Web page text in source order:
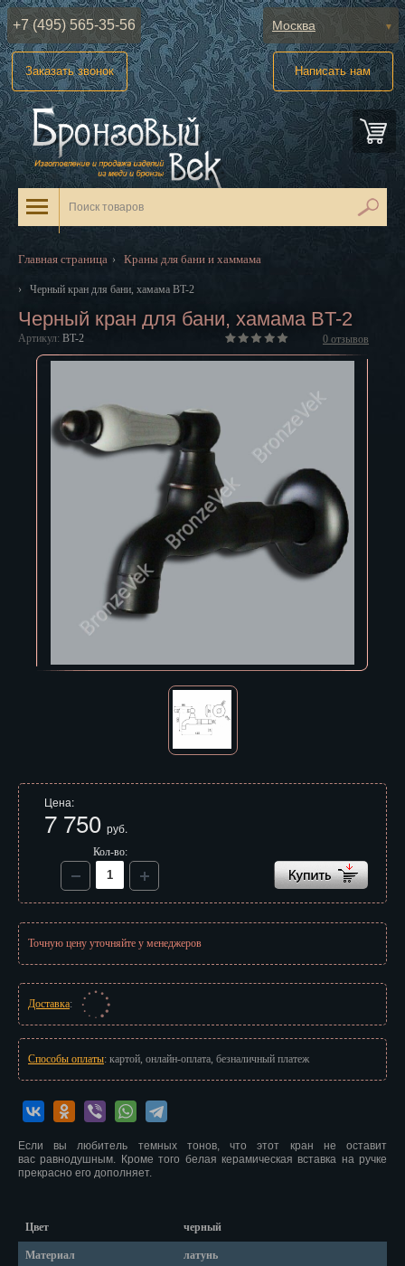
+7 (495) 565-35-56 Москва
Абакан
Анадырь
Архангельск
Астрахань
Благовещенск
Владивосток
Владимир
Волгоград
Вологда
Зеленоград
Иркутск
Казань
Калуга
Кострома
Заказать звонок Написать нам
Главная страница › Краны для бани и хаммама
› Черный кран для бани, хамама BT-2
Черный кран для бани, хамама BT-2
Артикул: BT-2 0 отзывов
Цена:
7 750 руб.
Кол-во:
Точную цену уточняйте у менеджеров
Доставка:
Способы оплаты: картой, онлайн-оплата, безналичный платеж
Если вы любитель темных тонов, что этот кран не оставит
вас равнодушным. Кроме того белая керамическая вставка на ручке
прекрасно его дополняет.
Цвет черный
Материал латунь